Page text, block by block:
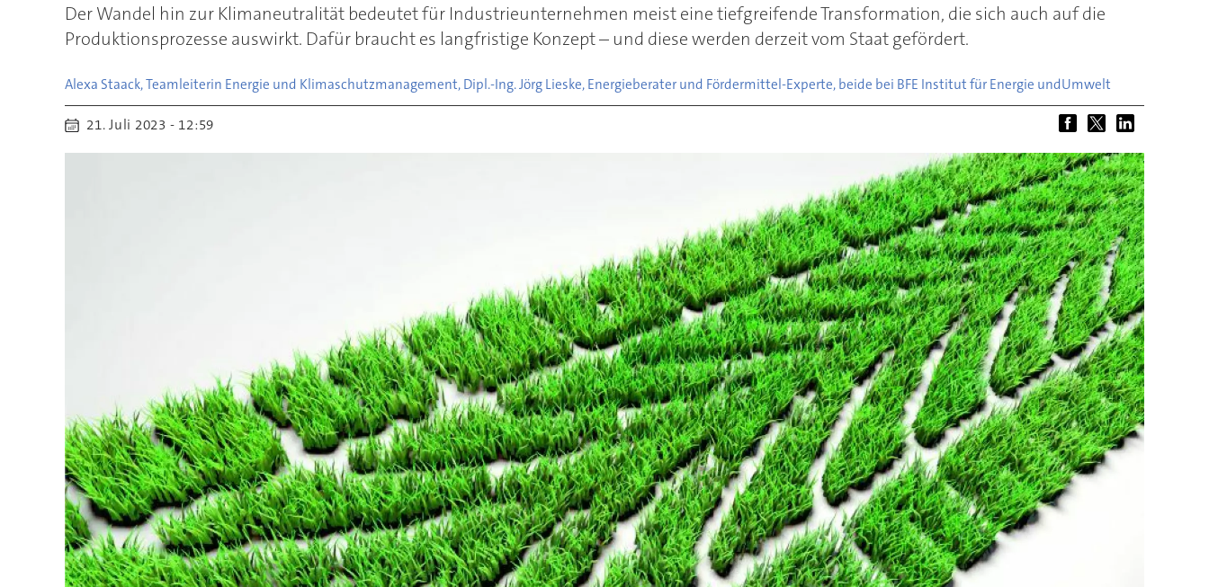
Der Wandel hin zur Klimaneutralität bedeutet für Industrieunternehmen meist eine tiefgreifende Transformation, die sich auch auf die
Produktionsprozesse auswirkt. Dafür braucht es langfristige Konzept – und diese werden derzeit vom Staat gefördert.
Alexa Staack, Teamleiterin Energie und Klimaschutzmanagement, Dipl.-Ing. Jörg Lieske, Energieberater und Fördermittel-Experte, beide bei BFE Institut für Energie undUmwelt
21. Juli 2023 - 12:59